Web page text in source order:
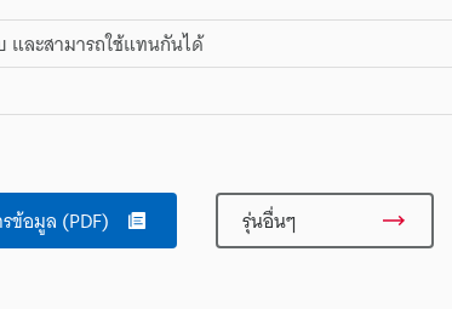
และสามารถใช้แทนกันได้
ข้อมูล (PDF) รุ่นอื่นๆ